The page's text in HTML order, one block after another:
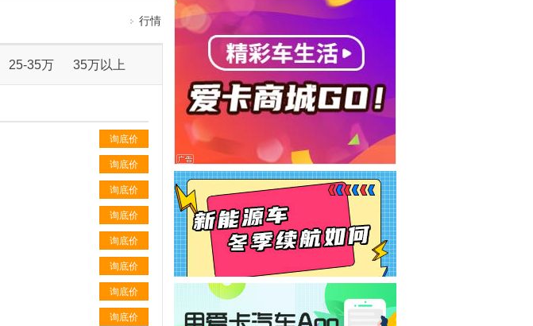
行情
25-35万 35万以上
询底价
询底价
询底价
询底价
询底价
询底价
询底价
询底价